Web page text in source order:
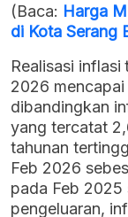
(Baca: Harga
di Kota Serang
Realisasi
2026
dibandingkan
yang tercatat
tahunan
Feb 2026
pada Feb 2025
pengeluaran,